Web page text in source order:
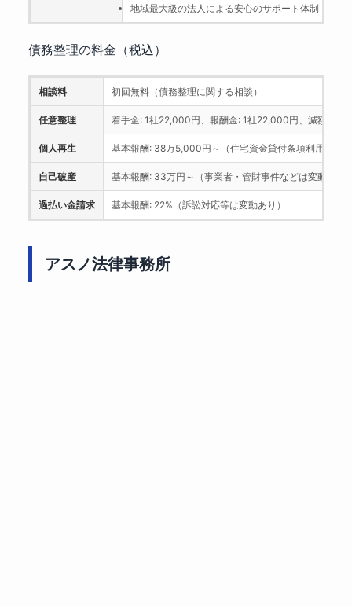
地域最大級の法人による安心のサポート体制
債務整理の料金（税込）
相談料 初回無料（債務整理に関する相談）
任意整理 着手金: 1社22,000円、報酬金: 1社22,000円、減額報酬:
個人再生 基本報酬: 38万5,000円～（住宅資金貸付条項利用時は
自己破産 基本報酬: 33万円～（事業者・管財事件などは変動あり
過払い金請求 基本報酬: 22%（訴訟対応等は変動あり）
アスノ法律事務所